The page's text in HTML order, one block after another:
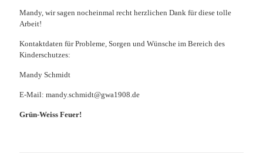
Mandy, wir sagen nocheinmal recht herzlichen Dank für diese tolle
Arbeit!
Kontaktdaten für Probleme, Sorgen und Wünsche im Bereich des
Kinderschutzes:
Mandy Schmidt
E-Mail: mandy.schmidt@gwa1908.de
Grün-Weiss Feuer!